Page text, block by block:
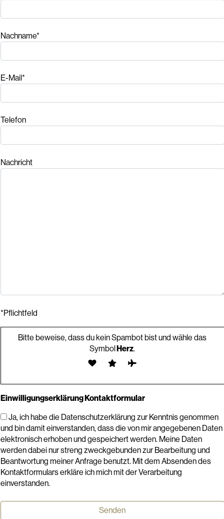
Nachname*
E-Mail*
Telefon
Nachricht
*Pflichtfeld
Bitte beweise, dass du kein Spambot bist und wähle das
SymbolHerz.
Einwilligungserklärung Kontaktformular
Ja, ich habe die Datenschutzerklärung zur Kenntnis genommen
und bin damit einverstanden, dass die von mir angegebenen Daten
elektronisch erhoben und gespeichert werden. Meine Daten
werden dabei nur streng zweckgebunden zur Bearbeitung und
Beantwortung meiner Anfrage benutzt. Mit dem Absenden des
Kontaktformulars erkläre ich mich mit der Verarbeitung
einverstanden.